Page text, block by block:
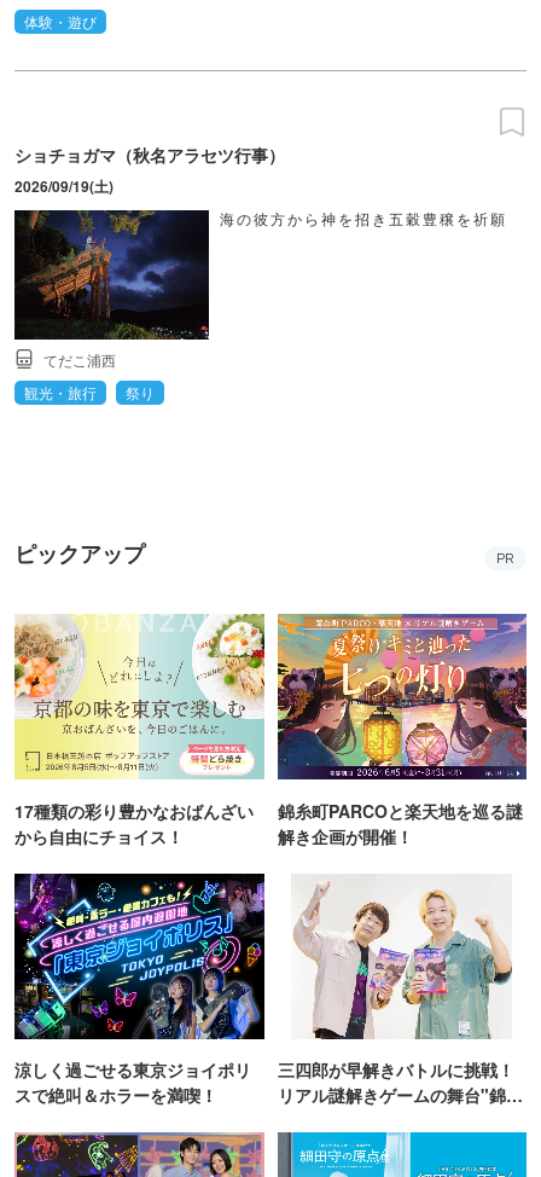
体験・遊び
ショチョガマ（秋名アラセツ行事）
2026/09/19(土)
海の彼方から神を招き五穀豊穣を祈願
てだこ浦西
観光・旅行
祭り
ピックアップ PR
17種類の彩り豊かなおばんざい
から自由にチョイス！
錦糸町PARCOと楽天地を巡る謎
解き企画が開催！
涼しく過ごせる東京ジョイポリ
スで絶叫＆ホラーを満喫！
三四郎が早解きバトルに挑戦！
リアル謎解きゲームの舞台"錦糸